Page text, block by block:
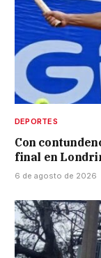
DEPORTES
Con
final en
6 de agosto de 2026